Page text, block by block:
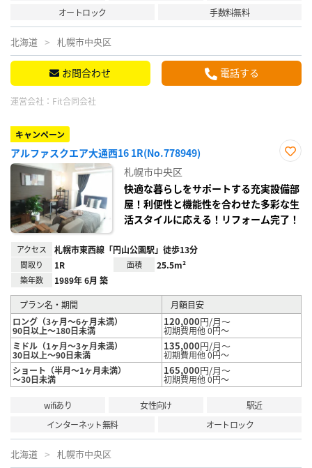
オートロック
手数料無料
北海道 札幌市中央区
お問合わせ 電話する
運営会社： Fit合同会社
キャンペーン
アルファスクエア大通西16 1R(No.778949)
り登
録
札幌市中央区
快適な暮らしをサポートする充実設備部
屋！利便性と機能性を合わせた多彩な生
活スタイルに応える！リフォーム完了！
アクセス 札幌市東西線「円山公園駅」徒歩13分
間取り 1R 面積 25.5m²
築年数 1989年 6月 築
プラン名・期間
月額目安
ロング（3ヶ月～6ヶ月未満）
90日以上～180日未満
120,000円/月～
初期費用他 0円～
ミドル（1ヶ月～3ヶ月未満）
30日以上～90日未満
135,000円/月～
初期費用他 0円～
ショート（半月～1ヶ月未満）
～30日未満
165,000円/月～
初期費用他 0円～
wifiあり 女性向け
駅近
インターネット無料
オートロック
北海道 札幌市中央区